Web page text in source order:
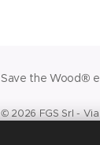
Save the Wood®
© 2026 FGS Srl -